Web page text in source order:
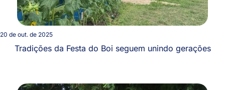
20 de out. de 2025
Tradições da Festa do Boi seguem unindo gerações